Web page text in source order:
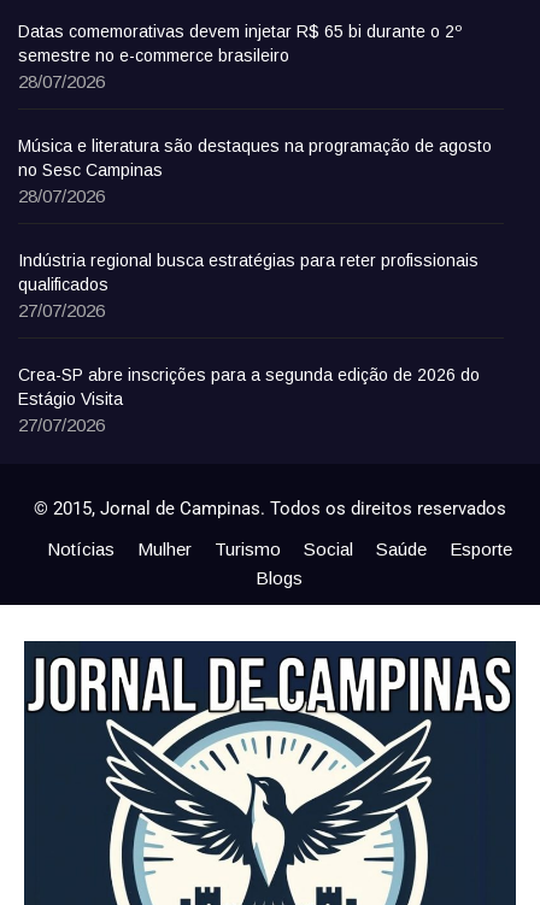
Datas comemorativas devem injetar R$ 65 bi durante o 2º
semestre no e-commerce brasileiro
28/07/2026
Música e literatura são destaques na programação de agosto
no Sesc Campinas
28/07/2026
Indústria regional busca estratégias para reter profissionais
qualificados
27/07/2026
Crea-SP abre inscrições para a segunda edição de 2026 do
Estágio Visita
27/07/2026
© 2015, Jornal de Campinas. Todos os direitos reservados
Notícias Mulher Turismo Social Saúde
Esporte
Blogs